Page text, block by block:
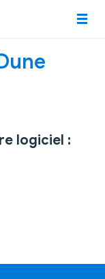
logiciel :